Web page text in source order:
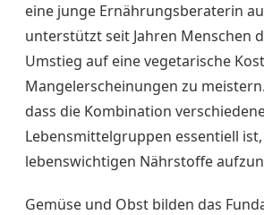
eine junge Ernährungsberaterin
unterstützt seit Jahren Menschen
Umstieg auf eine vegetarische
Mangelerscheinungen zu
dass die Kombination
Lebensmittelgruppen essentiell
lebenswichtigen Nährstoffe
Gemüse und Obst bilden das